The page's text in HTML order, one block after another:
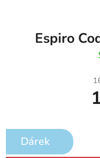
Espiro
Dárek